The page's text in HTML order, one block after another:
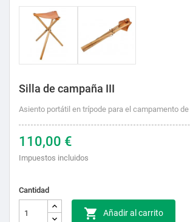
Silla de campaña III
Asiento portátil en trípode para el campamento
110,00 €
Impuestos incluidos
Cantidad
 Añadir al carrito